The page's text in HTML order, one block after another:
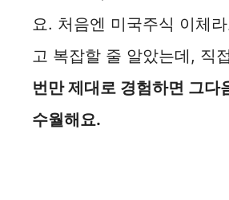
요. 처음엔 미국주식 이체
고 복잡할 줄 알았는데, 직
번만 제대로 경험하면 그다
수월해요.